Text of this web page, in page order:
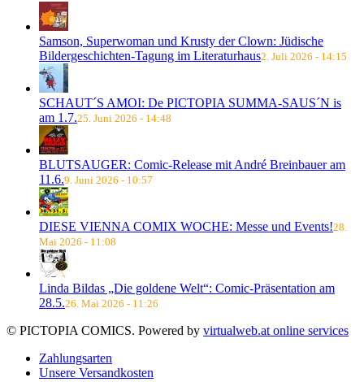
Samson, Superwoman und Krusty der Clown: Jüdische
Bildergeschichten-Tagung im Literaturhaus2. Juli 2026 - 14:15
SCHAUT´S AMOI: De PICTOPIA SUMMA-SAUS´N is
am 1.7.25. Juni 2026 - 14:48
BLUTSAUGER: Comic-Release mit André Breinbauer am
11.6.9. Juni 2026 - 10:57
DIESE VIENNA COMIX WOCHE: Messe und Events!28.
Mai 2026 - 11:08
Linda Bildas „Die goldene Welt“: Comic-Präsentation am
28.5.26. Mai 2026 - 11:26
© PICTOPIA COMICS. Powered by virtualweb.at online services
Zahlungsarten
Unsere Versandkosten